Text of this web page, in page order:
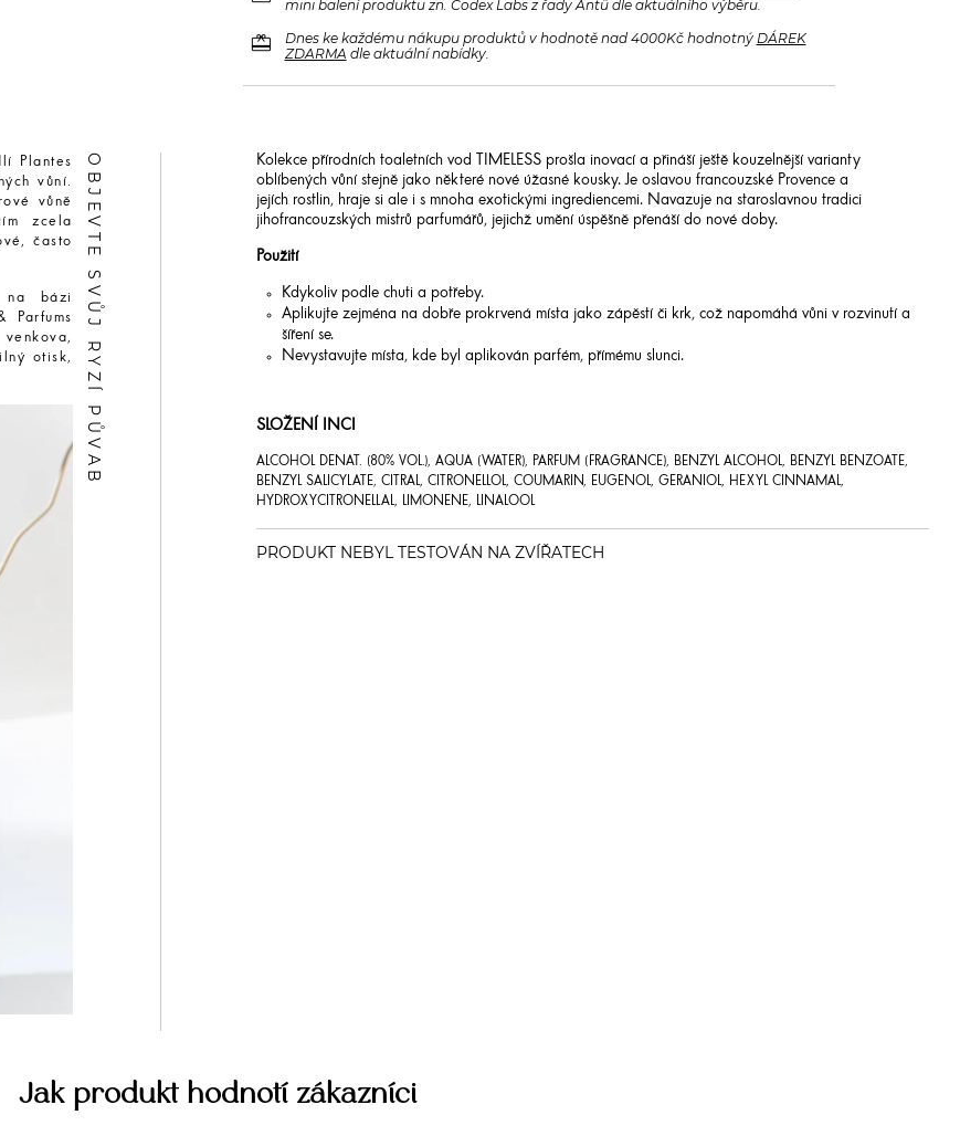
mini balení produktu zn. Codex Labs z řady Antü dle aktuálního výběru.
redeem Dnes ke každému nákupu produktů v hodnotě nad 4000Kč hodnotný DÁREK
ZDARMA dle aktuální nabídky.
Plantes
vůní.
vůně
zcela
často
na bázi
Parfums
otisk,
OBJEVTE SVŮJ RYZÍ PŮVAB
Kolekce přírodních toaletních vod TIMELESS prošla inovací a přináší ještě kouzelnější varianty
oblíbených vůní stejně jako některé nové úžasné kousky. Je oslavou francouzské Provence a
jejích rostlin, hraje si ale i s mnoha exotickými ingrediencemi. Navazuje na staroslavnou tradici
jihofrancouzských mistrů parfumářů, jejichž umění úspěšně přenáší do nové doby.
Použití
Kdykoliv podle chuti a potřeby.
Aplikujte zejména na dobře prokrvená místa jako zápěstí či krk, což napomáhá vůni v rozvinutí a
šíření se.
Nevystavujte místa, kde byl aplikován parfém, přímému slunci.
SLOŽENÍ INCI
ALCOHOL DENAT. (80% VOL.), AQUA (WATER), PARFUM (FRAGRANCE), BENZYL ALCOHOL, BENZYL BENZOATE,
BENZYL SALICYLATE, CITRAL, CITRONELLOL, COUMARIN, EUGENOL, GERANIOL, HEXYL CINNAMAL,
HYDROXYCITRONELLAL, LIMONENE, LINALOOL
Jak produkt hodnotí zákazníci